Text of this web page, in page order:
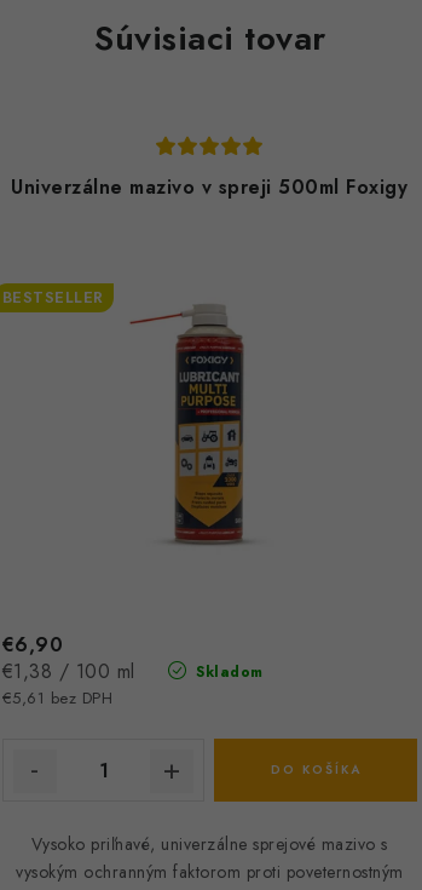
Súvisiaci tovar
Univerzálne mazivo v spreji 500ml Foxigy
BESTSELLER
Skladom
€5,61 bez DPH
€6,90
Jednotková
cena:
€1,38 / 100 ml
DO KOŠÍKA
Vysoko priľnavé, univerzálne sprejové mazivo s
vysokým ochranným faktorom proti poveternostným